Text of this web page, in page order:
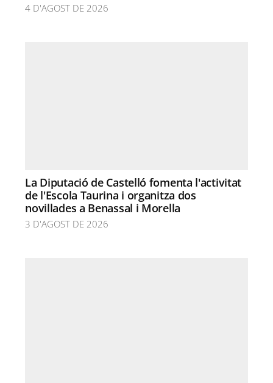
4 D'AGOST DE 2026
La Diputació de Castelló fomenta l'activitat
de l'Escola Taurina i organitza dos
novillades a Benassal i Morella
3 D'AGOST DE 2026